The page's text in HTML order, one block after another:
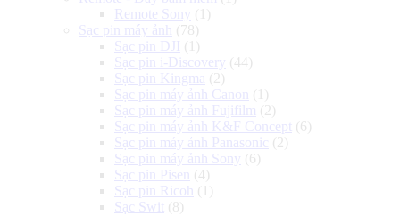
Remote Sony (1)
Sạc pin máy ảnh
(78)
Sạc pin DJI (1)
Sạc pin i-Discovery (44)
Sạc pin Kingma (2)
Sạc pin máy ảnh Canon
(1)
Sạc pin máy ảnh Fujifilm (2)
Sạc pin máy ảnh K&F Concept (6)
Sạc pin máy ảnh Panasonic (2)
Sạc pin máy ảnh Sony (6)
Sạc pin Pisen
(4)
Sạc pin Ricoh
(1)
Sạc Swit (8)